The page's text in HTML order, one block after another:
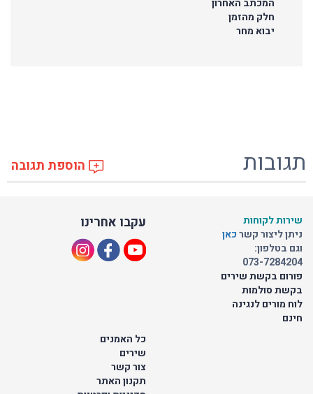
המכתב האחרון
חלק מהזמן
יבוא מחר
תגובות הוספת תגובה
עקבו אחרינו
שירות לקוחות
ניתן ליצור קשרכאן
וגם בטלפון:
073-7284204
פורום בקשת שירים
בקשת סולמות
לוח מורים לנגינה
חינם
כל האמנים
שירים
צור קשר
תקנון האתר